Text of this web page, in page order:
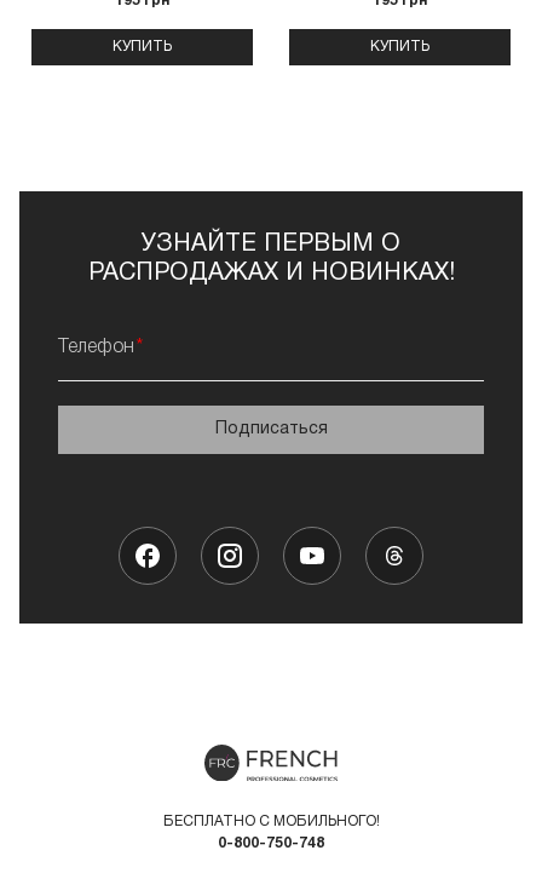
КУПИТЬ КУПИТЬ
УЗНАЙТЕ ПЕРВЫМ О
РАСПРОДАЖАХ И НОВИНКАХ!
Телефон
Подписаться
БЕСПЛАТНО С МОБИЛЬНОГО!
0-800-750-748